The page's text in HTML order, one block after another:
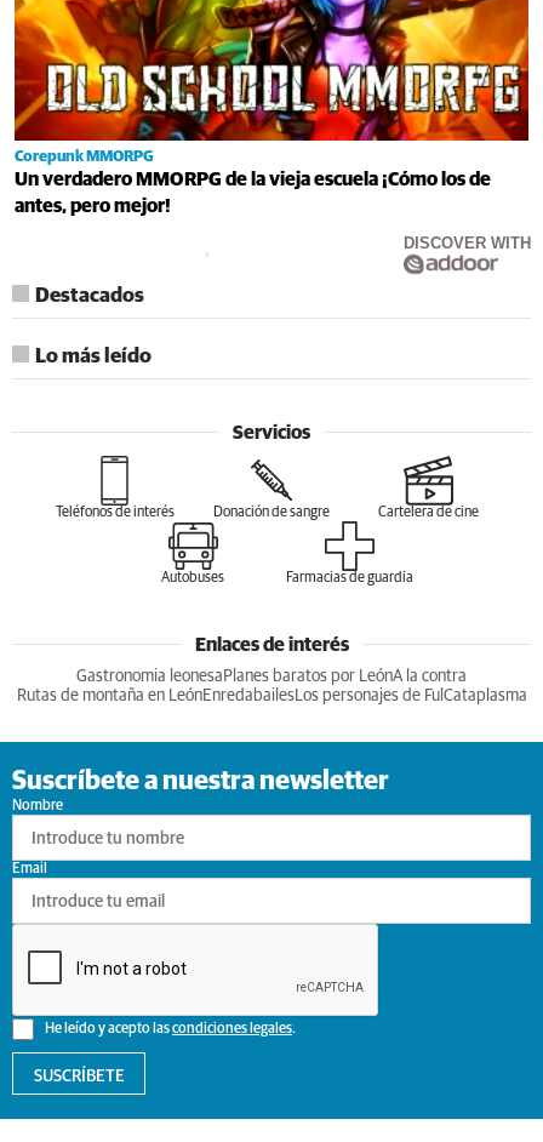
Corepunk MMORPG
Un verdadero MMORPG de la vieja escuela ¡Cómo los de
antes, pero mejor!
DISCOVER WITH
Destacados
Lo más leído
Servicios
Teléfonos de interés Donación de sangre Cartelera de cine
Autobuses Farmacias de guardia
Enlaces de interés
Gastronomia leonesa Planes baratos por LeónA la contra
Rutas de montaña en LeónEnredabailesLos personajes de Ful Cataplasma
Suscríbete a nuestra newsletter
Nombre
He leído y acepto lascondiciones legales.
Email
SUSCRÍBETE